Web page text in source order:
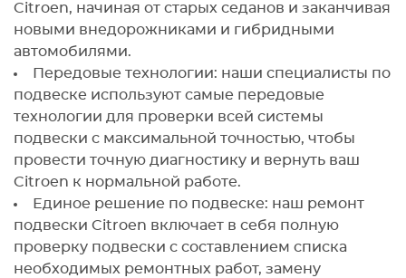
Citroen, начиная от старых седанов и заканчивая
новыми внедорожниками и гибридными
автомобилями.
Передовые технологии: наши специалисты по
подвеске используют самые передовые
технологии для проверки всей системы
подвески с максимальной точностью, чтобы
провести точную диагностику и вернуть ваш
Citroen к нормальной работе.
Единое решение по подвеске: наш ремонт
подвески Citroen включает в себя полную
проверку подвески с составлением списка
необходимых ремонтных работ, замену